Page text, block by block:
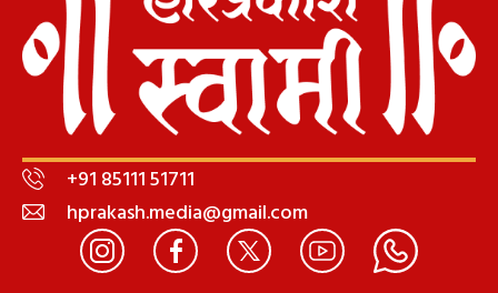
+91 85111 51711
hprakash.media@gmail.com